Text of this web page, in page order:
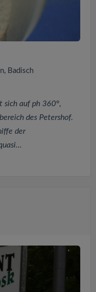
Badisch
sich auf ph 360°,
des Petershof.
der